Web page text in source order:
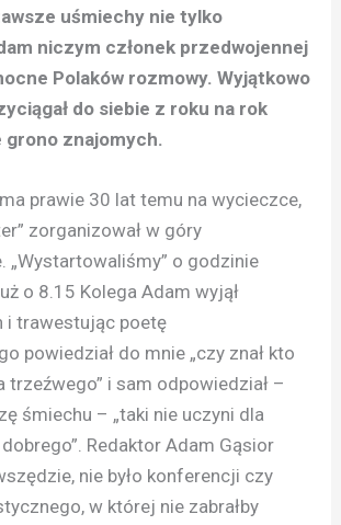
uśmiechy nie tylko
niczym członek przedwojennej
Polaków rozmowy. Wyjątkowo
do siebie z roku na rok
grono znajomych.
prawie 30 lat temu na wycieczce,
zorganizował w góry
„Wystartowaliśmy” o godzinie
o 8.15 Kolega Adam wyjął
i trawestując poetę
powiedział do mnie „czy znał kto
trzeźwego” i sam odpowiedział –
śmiechu – „taki nie uczyni dla
Redaktor Adam Gąsior
nie było konferencji czy
w której nie zabrałby